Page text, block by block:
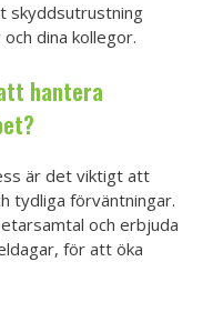
skyddsutrustning
dina kollegor.
hantera
är det viktigt att
tydliga förväntningar.
och erbjuda
för att öka